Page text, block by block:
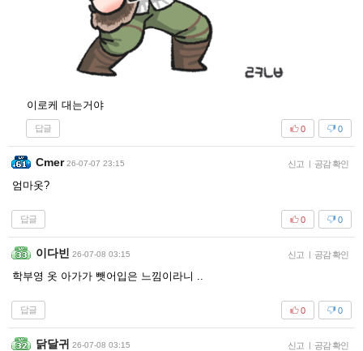
이로케 대는거야
답글 0
0
Cmer 26-07-07 23:15 신고 | 공감 확인
엄마옷?
답글 0
0
이다빈 26-07-08 03:15 신고 | 공감 확인
학부영 옷 아가가 뺏어입은 느낌이라니 ..
답글 0
0
닭달귀 26-07-08 03:15 신고 | 공감 확인